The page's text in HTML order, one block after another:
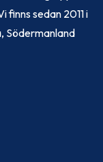
finns sedan 2011 i
Södermanland